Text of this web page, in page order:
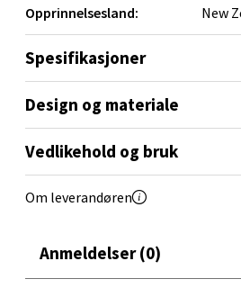
Opprinnelsesland:
New
Spesifikasjoner
Design og materiale
Vedlikehold og bruk
Om leverandøren
Anmeldelser (0)
0 i butikk
Oslo - Linderud
Erich Mogensøns vei 38, 0594
0 i butikk